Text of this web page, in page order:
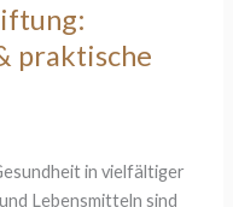
praktische
in vielfältiger
Lebensmitteln sind